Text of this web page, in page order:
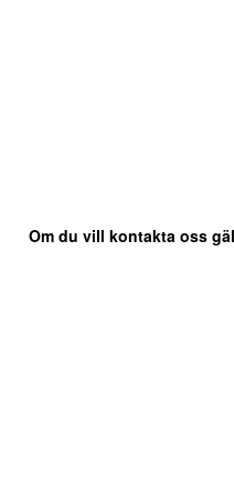
Om du vill kontakta oss